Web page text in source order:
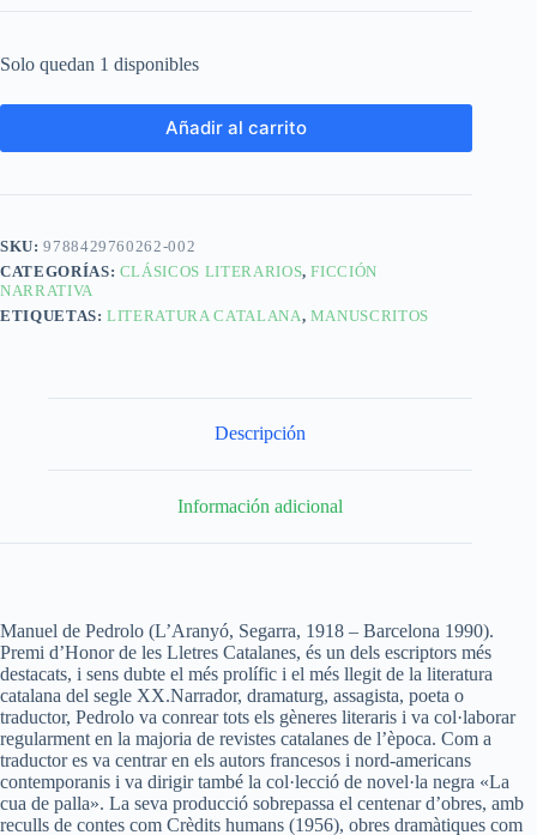
Solo quedan 1 disponibles
Añadir al carrito
SKU:9788429760262-002
CATEGORÍAS: CLÁSICOS LITERARIOS,FICCIÓN
NARRATIVA
ETIQUETAS:LITERATURA CATALANA, MANUSCRITOS
Descripción
Información adicional
Manuel de Pedrolo (L’Aranyó, Segarra, 1918 – Barcelona 1990).
Premi d’Honor de les Lletres Catalanes, és un dels escriptors més
destacats, i sens dubte el més prolífic i el més llegit de la literatura
catalana del segle XX.Narrador, dramaturg, assagista, poeta o
traductor, Pedrolo va conrear tots els gèneres literaris i va col·laborar
regularment en la majoria de revistes catalanes de l’època. Com a
traductor es va centrar en els autors francesos i nord-americans
contemporanis i va dirigir també la col·lecció de novel·la negra «La
cua de palla». La seva producció sobrepassa el centenar d’obres, amb
reculls de contes com Crèdits humans (1956), obres dramàtiques com